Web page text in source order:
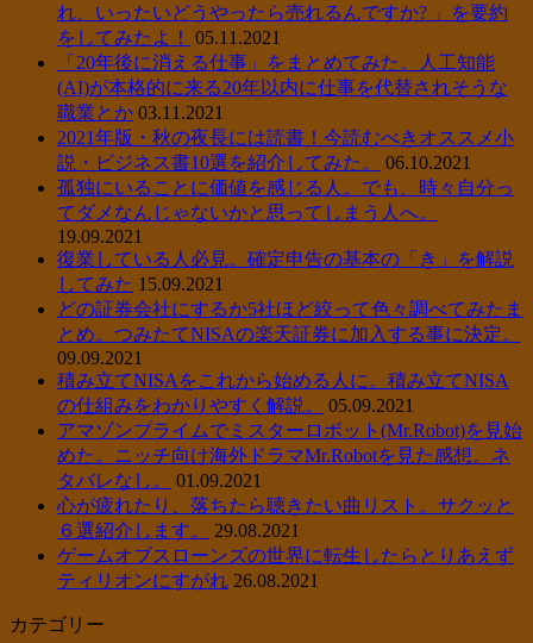
れ、いったいどうやったら売れるんですか? 」を要約
をしてみたよ！
05.11.2021
「20年後に消える仕事」をまとめてみた。人工知能
(AI)が本格的に来る20年以内に仕事を代替されそうな
職業とか 03.11.2021
2021年版・秋の夜長には読書！今読むべきオススメ小
説・ビジネス書10選を紹介してみた。
06.10.2021
孤独にいることに価値を感じる人。でも、時々自分っ
てダメなんじゃないかと思ってしまう人へ。
19.09.2021
復業している人必見。確定申告の基本の「き」を解説
してみた 15.09.2021
どの証券会社にするか5社ほど絞って色々調べてみたま
とめ。つみたてNISAの楽天証券に加入する事に決定。
09.09.2021
積み立てNISAをこれから始める人に。積み立てNISA
の仕組みをわかりやすく解説。
05.09.2021
アマゾンプライムでミスターロボット(Mr.Robot)を見始
めた。ニッチ向け海外ドラマMr.Robotを見た感想。ネ
タバレなし。
01.09.2021
心が疲れたり、落ちたら聴きたい曲リスト。サクッと
６選紹介します。
29.08.2021
ゲームオブスローンズの世界に転生したらとりあえず
ティリオンにすがれ 26.08.2021
カテゴリー